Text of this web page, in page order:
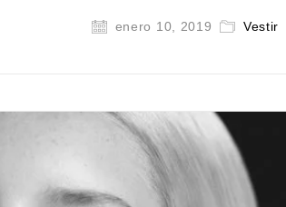
enero 10, 2019 Vestir